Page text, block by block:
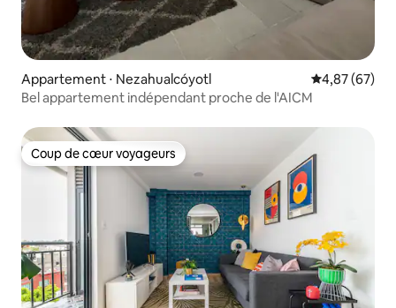
Appartement ⋅ Nezahualcóyotl Évaluation
4,87 (67)
Bel appartement indépendant proche de l'AICM
Coup de cœur voyageurs
Coup de cœur voyageurs